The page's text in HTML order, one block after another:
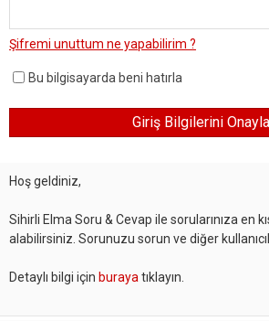
Şifremi unuttum ne yapabilirim ?
Bu bilgisayarda beni hatırla
Hoş geldiniz,
Sihirli Elma Soru & Cevap ile sorularınıza en
alabilirsiniz. Sorunuzu sorun ve diğer
Detaylı bilgi için buraya tıklayın.